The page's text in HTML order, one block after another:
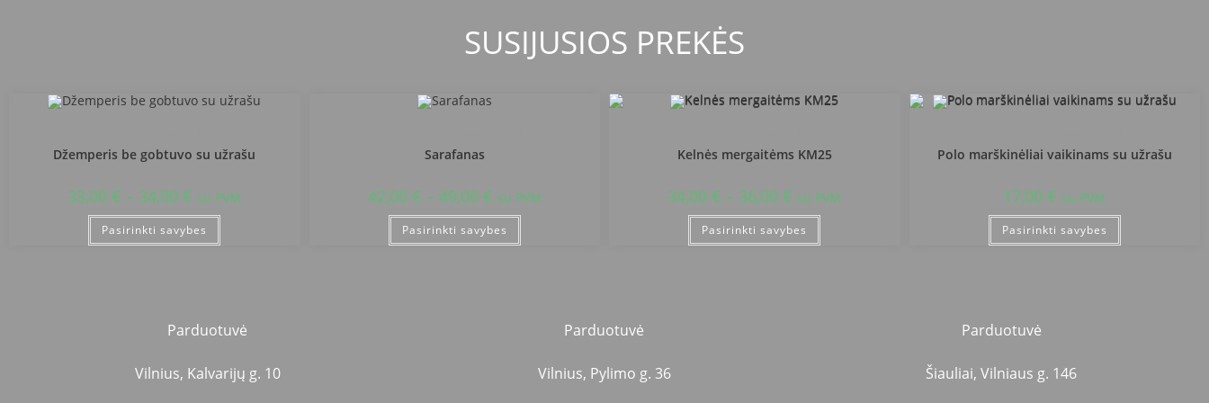
SUSIJUSIOS PREKĖS
Džemperis be gobtuvo su užrašu
33,00€ – 34,00€ su PVM
Pasirinkti savybes
Sarafanas
42,00 € – 49,00 € su PVM
Pasirinkti savybes
Kelnės mergaitėms KM25
34,00€ – 36,00€ su PVM
Pasirinkti savybes
Polo marškinėliai vaikinams su užrašu
17,00€ su PVM
Pasirinkti savybes
Parduotuvė
Vilnius, Kalvarijų g. 10
Parduotuvė
Vilnius, Pylimo g. 36
Parduotuvė
Šiauliai, Vilniaus g. 146